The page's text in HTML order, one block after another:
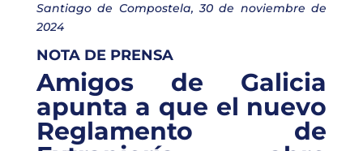
Santiago de Compostela, 30 de noviembre de
2024
NOTA DE PRENSA
Amigos de Galicia
apunta a que el nuevo
Reglamento de